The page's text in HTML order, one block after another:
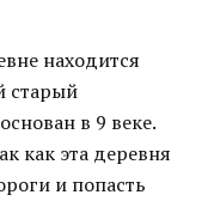
находится
старый
в 9 веке.
как эта деревня
и попасть